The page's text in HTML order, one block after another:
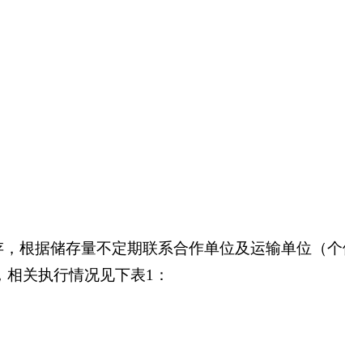
根据储存量不定期联系合作单位及运输单位（
关执行情况见下表1：